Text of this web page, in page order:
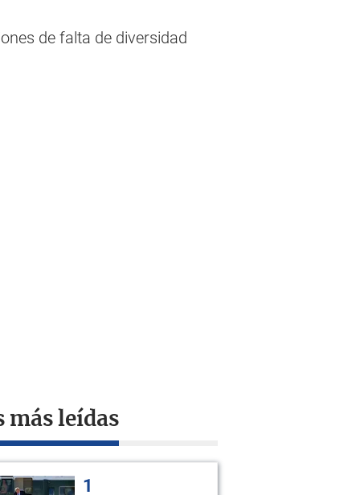
de falta de diversidad
más leídas